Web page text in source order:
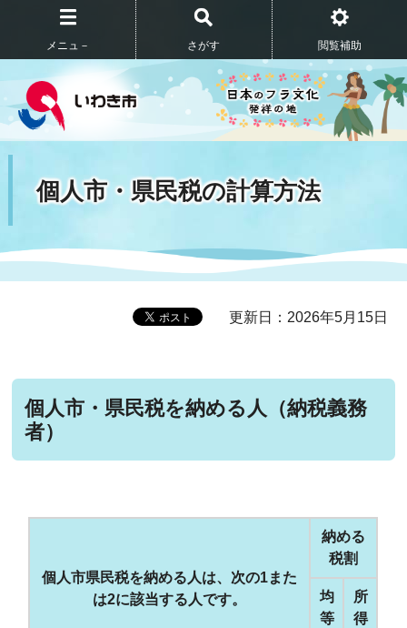
メニュ－ さがす 閲覧補助
個人市・県民税の計算方法
更新日：2026年5月15日
個人市・県民税を納める人（納税義務
者）
個人市県民税を納める人は、次の1また
は2に該当する人です。
納める
税割
均
等
所
得